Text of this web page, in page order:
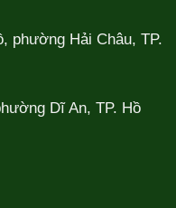
phường Hải Châu, TP.
Dĩ An, TP. Hồ